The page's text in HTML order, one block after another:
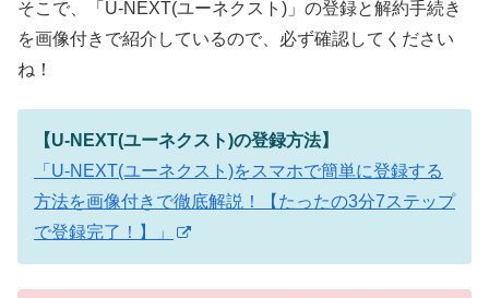
そこで、「U-NEXT(ユーネクスト)」の登録と解約手続き
を画像付きで紹介しているので、必ず確認してください
ね！
【U-NEXT(ユーネクスト)の登録方法】
「U-NEXT(ユーネクスト)をスマホで簡単に登録する
方法を画像付きで徹底解説！【たったの3分7ステップ
で登録完了！】」